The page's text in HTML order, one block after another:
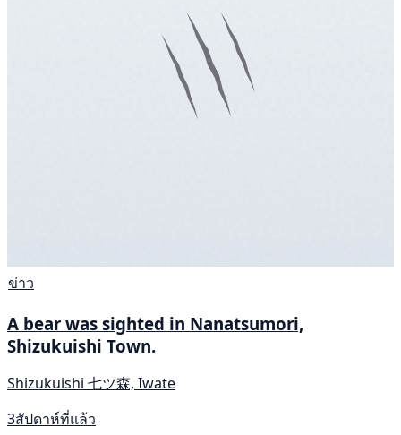
ข่าว
A bear was sighted in Nanatsumori,
Shizukuishi Town.
Shizukuishi 七ツ森, Iwate
3สัปดาห์ที่แล้ว